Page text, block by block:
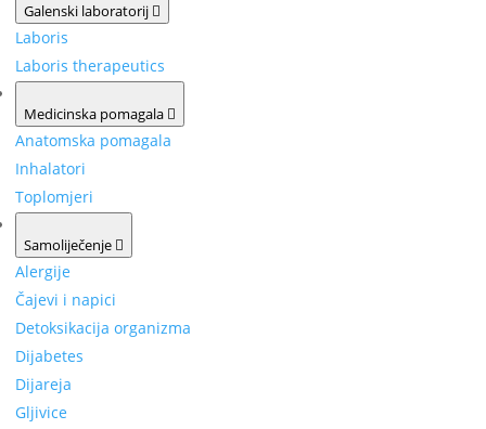
Galenski laboratorij
Laboris
Laboris therapeutics
Medicinska pomagala
Anatomska pomagala
Inhalatori
Toplomjeri
Samoliječenje
Alergije
Čajevi i napici
Detoksikacija organizma
Dijabetes
Dijareja
Gljivice